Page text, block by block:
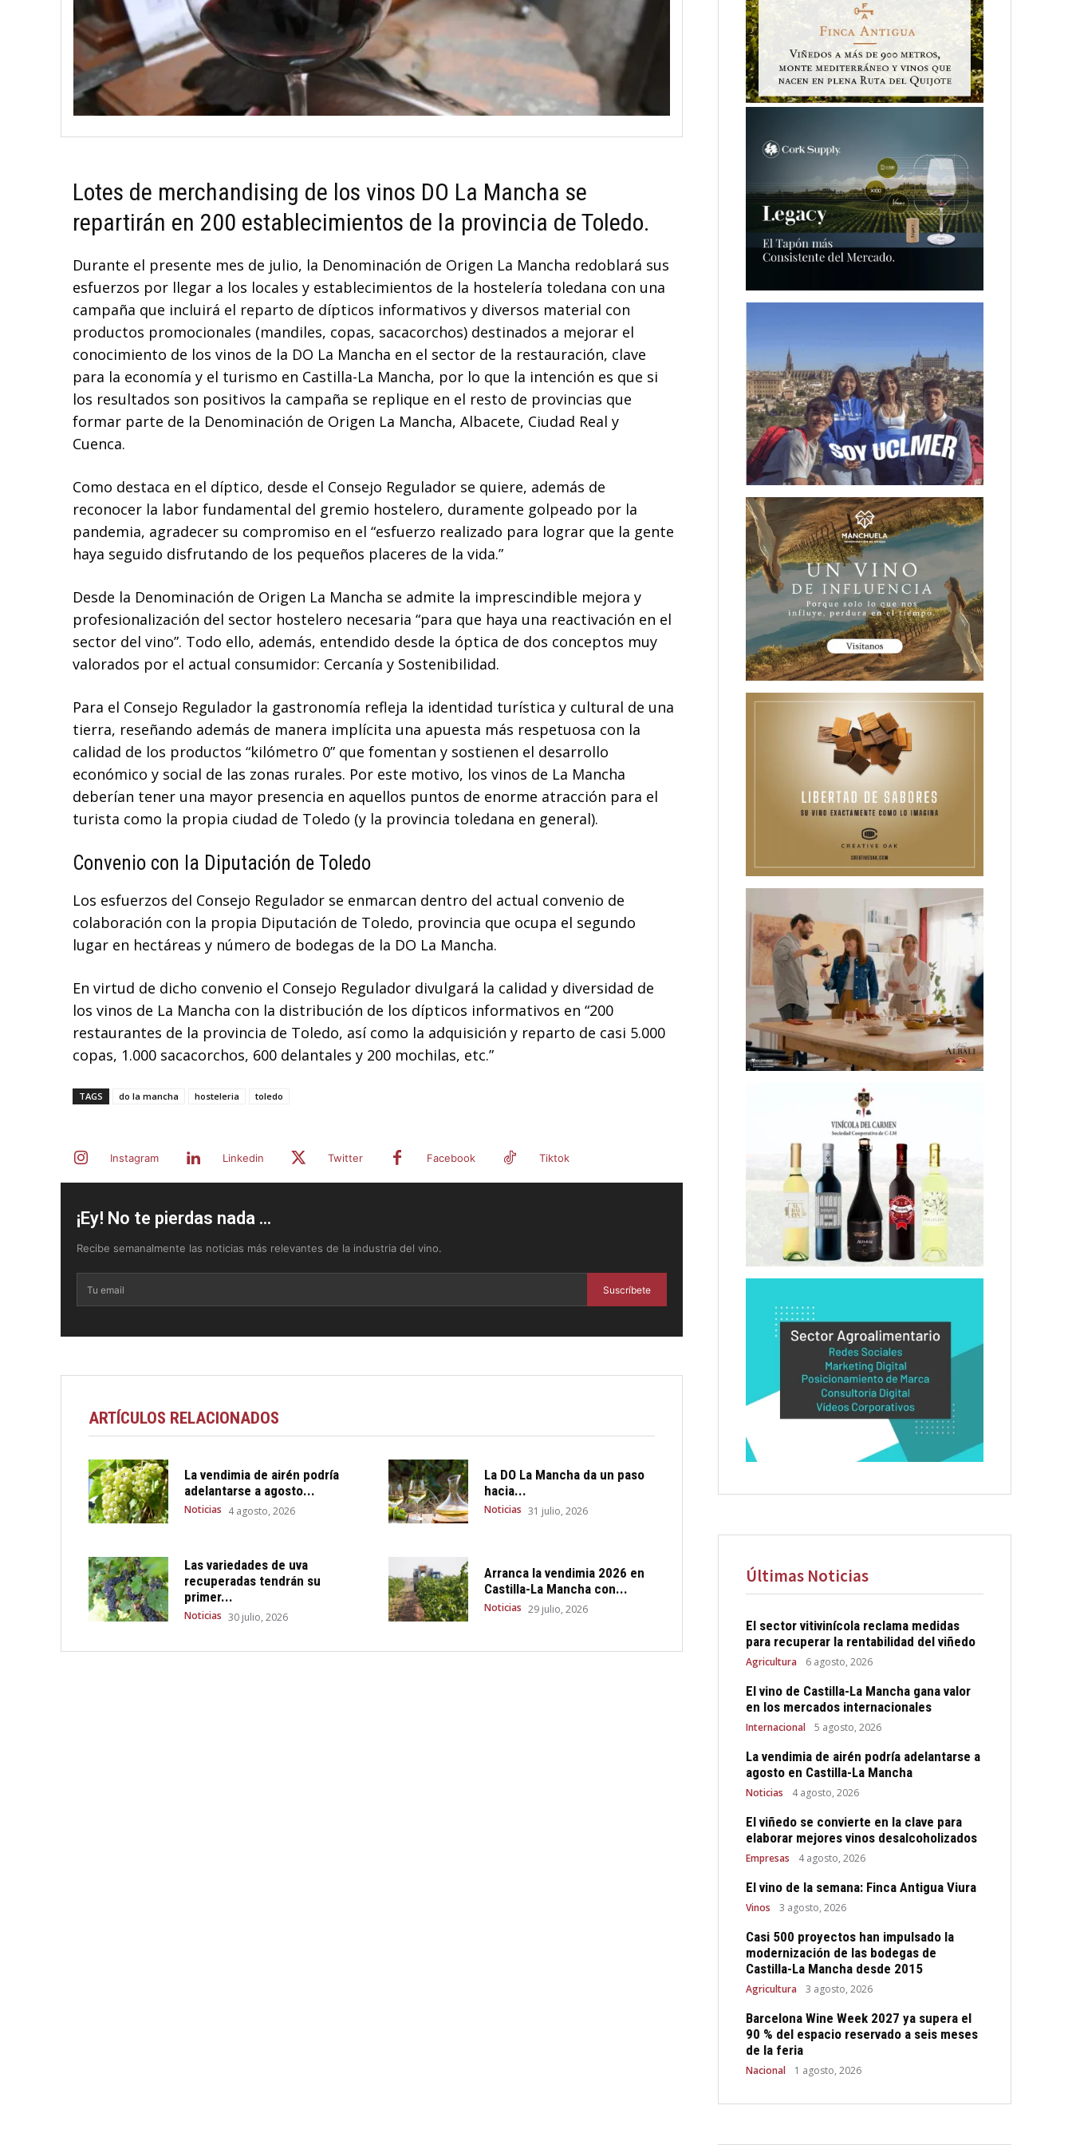
Lotes de merchandising de los vinos DO La Mancha se
repartirán en 200 establecimientos de la provincia de Toledo.
Durante el presente mes de julio, la Denominación de Origen La Mancha redoblará sus
esfuerzos por llegar a los locales y establecimientos de la hostelería toledana con una
campaña que incluirá el reparto de dípticos informativos y diversos material con
productos promocionales (mandiles, copas, sacacorchos) destinados a mejorar el
conocimiento de los vinos de la DO La Mancha en el sector de la restauración, clave
para la economía y el turismo en Castilla-La Mancha, por lo que la intención es que si
los resultados son positivos la campaña se replique en el resto de provincias que
formar parte de la Denominación de Origen La Mancha, Albacete, Ciudad Real y
Cuenca.
Como destaca en el díptico, desde el Consejo Regulador se quiere, además de
reconocer la labor fundamental del gremio hostelero, duramente golpeado por la
pandemia, agradecer su compromiso en el “esfuerzo realizado para lograr que la gente
haya seguido disfrutando de los pequeños placeres de la vida.”
Desde la Denominación de Origen La Mancha se admite la imprescindible mejora y
profesionalización del sector hostelero necesaria “para que haya una reactivación en el
sector del vino”. Todo ello, además, entendido desde la óptica de dos conceptos muy
valorados por el actual consumidor: Cercanía y Sostenibilidad.
Para el Consejo Regulador la gastronomía refleja la identidad turística y cultural de una
tierra, reseñando además de manera implícita una apuesta más respetuosa con la
calidad de los productos “kilómetro 0” que fomentan y sostienen el desarrollo
económico y social de las zonas rurales. Por este motivo, los vinos de La Mancha
deberían tener una mayor presencia en aquellos puntos de enorme atracción para el
turista como la propia ciudad de Toledo (y la provincia toledana en general).
Convenio con la Diputación de Toledo
Los esfuerzos del Consejo Regulador se enmarcan dentro del actual convenio de
colaboración con la propia Diputación de Toledo, provincia que ocupa el segundo
lugar en hectáreas y número de bodegas de la DO La Mancha.
En virtud de dicho convenio el Consejo Regulador divulgará la calidad y diversidad de
los vinos de La Mancha con la distribución de los dípticos informativos en “200
restaurantes de la provincia de Toledo, así como la adquisición y reparto de casi 5.000
copas, 1.000 sacacorchos, 600 delantales y 200 mochilas, etc.”
TAGS do la mancha hosteleria toledo
Instagram Linkedin Twitter Facebook Tiktok
¡Ey! No te pierdas nada ...
Recibe semanalmente las noticias más relevantes de la industria del vino.
Suscríbete
ARTÍCULOS RELACIONADOS
La vendimia de airén podría
adelantarse a agosto...
Noticias 4 agosto, 2026
La DO La Mancha da un paso
hacia...
Noticias 31 julio, 2026
Las variedades de uva
recuperadas tendrán su
primer...
Noticias 30 julio, 2026
Arranca la vendimia 2026 en
Castilla-La Mancha con...
Noticias 29 julio, 2026
Últimas Noticias
El sector vitivinícola reclama medidas
para recuperar la rentabilidad del viñedo
Agricultura 6 agosto, 2026
El vino de Castilla-La Mancha gana valor
en los mercados internacionales
Internacional 5 agosto, 2026
La vendimia de airén podría adelantarse a
agosto en Castilla-La Mancha
Noticias 4 agosto, 2026
El viñedo se convierte en la clave para
elaborar mejores vinos desalcoholizados
Empresas 4 agosto, 2026
El vino de la semana: Finca Antigua Viura
Vinos 3 agosto, 2026
Casi 500 proyectos han impulsado la
modernización de las bodegas de
Castilla-La Mancha desde 2015
Agricultura 3 agosto, 2026
Barcelona Wine Week 2027 ya supera el
90 % del espacio reservado a seis meses
de la feria
Nacional 1 agosto, 2026